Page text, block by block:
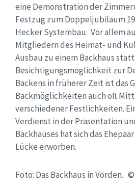
eine Demonstration der
Festzug zum Doppeljubiläum
Hecker Systembau. Vor allem
Mitgliedern des Heimat- und
Ausbau zu einem Backhaus
Besichtigungsmöglichkeit zur
Backens in früherer Zeit ist das
Backmöglichkeiten auch oft
verschiedener Festlichkeiten.
Verdienst in der Präsentation
Backhauses hat sich das
Lücke erworben.
Foto: Das Backhaus in Vörden.